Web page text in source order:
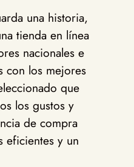
una historia,
tienda en línea
nacionales e
con los mejores
que
los gustos y
de compra
eficientes y un